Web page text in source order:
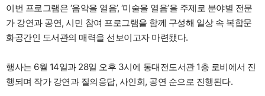
이번 프로그램은 ‘음악을 열음’, ‘미술을 열음’을 주제로 분야별 전문
가 강연과 공연, 시민 참여 프로그램을 함께 구성해 일상 속 복합문
화공간인 도서관의 매력을 선보이고자 마련됐다.
행사는 6월 14일과 28일 오후 3시에 동대전도서관 1층 로비에서 진
행되며 작가 강연과 질의응답, 사인회, 공연 순으로 진행된다.